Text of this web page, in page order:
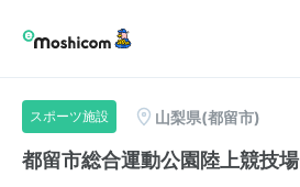
スポーツ施設 山梨県(都留市)
都留市総合運動公園陸上競技場